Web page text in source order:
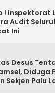
! Inspektorat
Audit
Ini
Desus
Diduga
Palu Lampung :